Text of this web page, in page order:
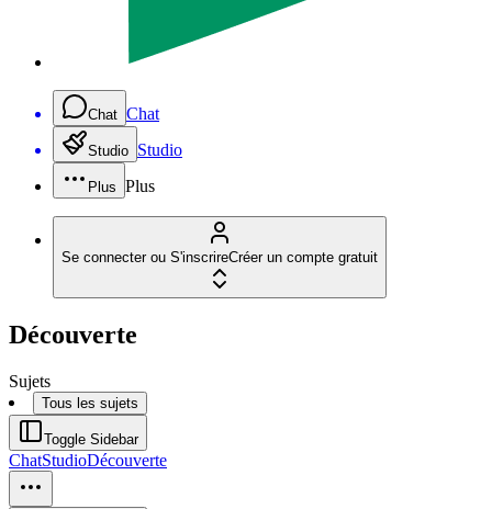
Chat Chat
Studio Studio
Plus Plus
Se connecter ou S'inscrireCréer un compte gratuit
Découverte
Sujets
Tous les sujets
Toggle Sidebar
ChatStudioDécouverte